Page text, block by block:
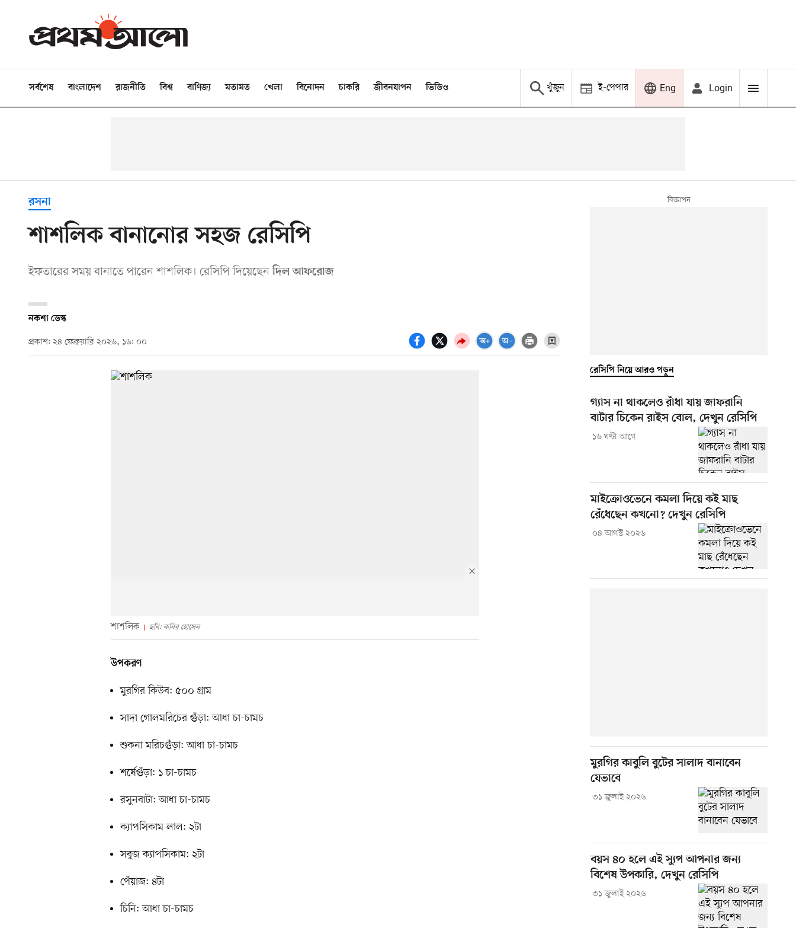
সর্বশেষ বাংলাদেশ রাজনীতি বিশ্ব বাণিজ্য মতামত খেলা বিনোদন চাকরি জীবনযাপন ভিডিও খুঁজুন ই-পেপার Eng Login
রসনা
শাশলিক বানানোর সহজ রেসিপি
ইফতারের সময় বানাতে পারেন শাশলিক। রেসিপি দিয়েছেনদিল আফরোজ
নকশা ডেস্ক
প্রকাশ: ২৪ ফেব্রুয়ারি ২০২৬, ১৬: ০০
শাশলিক ছবি: কবির হোসেন
উপকরণ
মুরগির কিউব: ৫০০ গ্রাম
সাদা গোলমরিচের গুঁড়া: আধা চা-চামচ
শুকনা মরিচগুঁড়া: আধা চা-চামচ
শর্ষেগুঁড়া: ১ চা-চামচ
রসুনবাটা: আধা চা-চামচ
ক্যাপসিকাম লাল: ২টা
সবুজ ক্যাপসিকাম: ২টা
পেঁয়াজ: ৪টা
চিনি: আধা চা-চামচ
রেসিপি নিয়ে আরও পড়ুন
গ্যাস না থাকলেও রাঁধা যায় জাফরানি
বাটার চিকেন রাইস বোল, দেখুন রেসিপি
১৬ ঘণ্টা আগে
মাইক্রোওভেনে কমলা দিয়ে কই মাছ
রেঁধেছেন কখনো? দেখুন রেসিপি
০৪ আগস্ট ২০২৬
মুরগির কাবুলি বুটের সালাদ বানাবেন
যেভাবে
৩১ জুলাই ২০২৬
বয়স ৪০ হলে এই স্যুপ আপনার জন্য
বিশেষ উপকারি, দেখুন রেসিপি
৩১ জুলাই ২০২৬